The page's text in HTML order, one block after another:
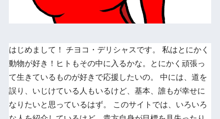
はじめまして！ チヨコ・デリシャスです。 私はとにかく
動物が好き！ヒトもその中に入るかな。とにかく頑張っ
て生きているものが好きで応援したいの。 中には、道を
誤り、いじけている人もいるけど、基本、誰もが幸せに
なりたいと思っているはず。 このサイトでは、いろいろ